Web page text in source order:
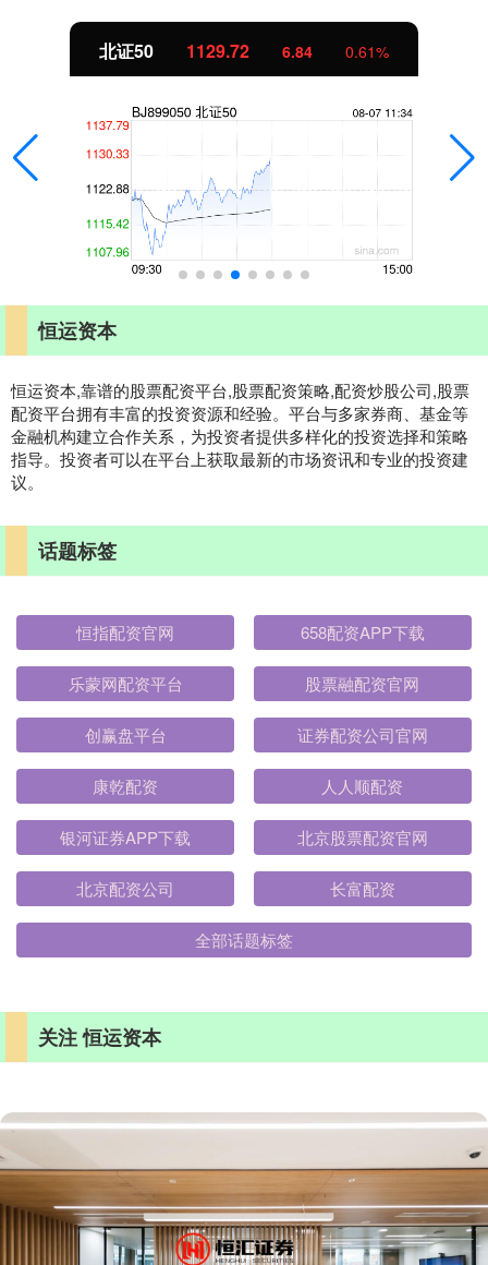
北证50 1129.72 6.84 0.61%
恒运资本
恒运资本,靠谱的股票配资平台,股票配资策略,配资炒股公司,股票
配资平台拥有丰富的投资资源和经验。平台与多家券商、基金等
金融机构建立合作关系，为投资者提供多样化的投资选择和策略
指导。投资者可以在平台上获取最新的市场资讯和专业的投资建
议。
话题标签
恒指配资官网 658配资APP下载
乐蒙网配资平台 股票融配资官网
创赢盘平台 证券配资公司官网
康乾配资 人人顺配资
银河证券APP下载 北京股票配资官网
北京配资公司 长富配资
全部话题标签
关注 恒运资本